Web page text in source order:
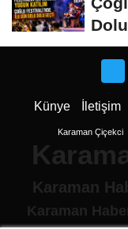
Künye İletişim
Karaman Çiçekci
Karaman
Karaman